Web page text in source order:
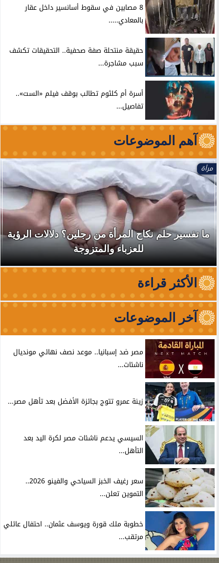
8 مصابين في سقوط أسانسير داخل عقار
بالمعادي.....
حقيقة منتحلة صفة صحفية.. التحقيقات تكشف
سبب مشاجرة...
أسرة أم كلثوم تطالب بوقف فيلم «الست»..
تفاصيل...
آهم الموضوعات
مرأة
ما تفسير حلم نكاح المرأة من رجلين؟ دلالات الرؤية
للعزباء والمتزوجة
الأكثر قراءة
آخر الموضوعات
مصر ضد إسبانيا.. موعد نصف نهائي مونديال
ناشئات...
زينة عمرو تتوج بجائزة الأفضل بعد تأهل مصر...
السيسي يدعم ناشئات مصر لكرة اليد بعد
التأهل...
سعر رغيف الخبز السياحي والفينو 2026..
التموين تعلن...
خطوبة ملك قورة ويوسف عثمان.. احتفال عائلي
مرتقب...